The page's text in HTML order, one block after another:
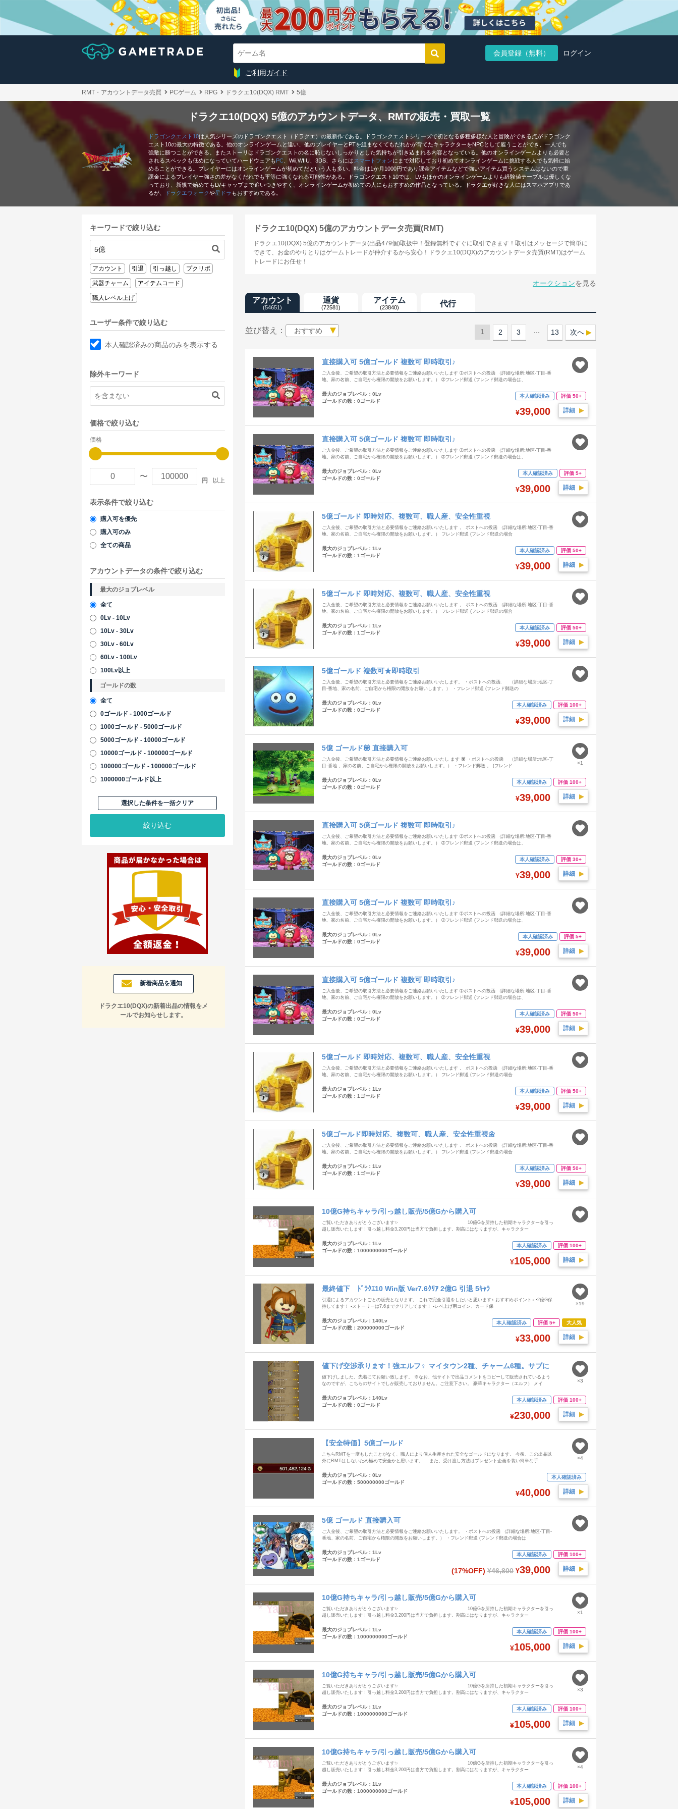
会員登録（無料） ログイン
ご利用ガイド
RMT・アカウントデータ売買 PCゲーム RPG ドラクエ10(DQX) RMT 5億
ドラクエ10(DQX) 5億のアカウントデータ、RMTの販売・買取一覧
ドラゴンクエスト10は人気シリーズのドラゴンクエスト（ドラクエ）の最新作である。ドラゴンクエストシリーズで初となる多種多様な人と冒険ができる点がドラゴンク
エスト10の最大の特徴である。他のオンラインゲームと違い、他のプレイヤーとPTを組まなくてもだれかが育てたキャラクターをNPCとして雇うことができ、一人でも
強敵に勝つことができる。またストーリはドラゴンクエストの名に恥じないしっかりとした気持ちが引き込まれる内容となっている。他のオンラインゲームよりも必要と
されるスペックも低めになっていてハードウェアもPC 、Wii,WIIU、3DS、さらには スマートフォンにまで対応しており初めてオンラインゲームに挑戦する人でも気軽に始
めることができる。プレイヤーにはオンラインゲームが初めてだという人も多い。料金は1か月1000円であり課金アイテムなどで強いアイテム買うシステムはないので重
課金によるプレイヤー強さの差がなくだれでも平等に強くなれる可能性がある。ドラゴンクエスト10では、LVもほかのオンラインゲームよりも経験値テーブルは優しくな
っており、新規で始めてもLVキャップまで追いつきやすく、オンラインゲームが初めての人にもおすすめの作品となっている。ドラクエが好きな人にはスマホアプリであ
るが、
ドラクエウォークや星ドラ もおすすめである。
キーワードで絞り込む
アカウント 引退 引っ越し プクリポ
武器チャーム アイテムコード
職人レベル上げ
ユーザー条件で絞り込む
本人確認済みの商品のみを表示する
除外キーワード
価格で絞り込む
価格
〜 円 以上
表示条件で絞り込む
購入可を優先
購入可のみ
全ての商品
アカウントデータの条件で絞り込む
最大のジョブレベル
全て
0Lv - 10Lv
10Lv - 30Lv
30Lv - 60Lv
60Lv - 100Lv
100Lv以上
ゴールドの数
全て
0ゴールド - 1000ゴールド
1000ゴールド - 5000ゴールド
5000ゴールド - 10000ゴールド
10000ゴールド - 100000ゴールド
100000ゴールド - 100000ゴールド
1000000ゴールド以上
選択した条件を一括クリア
絞り込む
新着商品を通知
ドラクエ10(DQX)の新着出品の情報をメ
ールでお知らせします。
ドラクエ10(DQX) 5億のアカウントデータ売買(RMT)
ドラクエ10(DQX) 5億のアカウントデータ(出品479個)取扱中！登録無料ですぐに取引できます！取引はメッセージで簡単に
できて、お金のやりとりはゲームトレードが仲介するから安心！ドラクエ10(DQX)のアカウントデータ売買(RMT)はゲーム
トレードにお任せ！
オークションを見る
アカウント
(54651)
通貨
(72581)
アイテム
(23840) 代行
並び替え： おすすめ 1 2 3 ... 13 次へ
直接購入可 5億ゴールド 複数可 即時取引♪
ご入金後、ご希望の取引方法と必要情報をご連絡お願いいたします ➀ポストへの投函 （詳細な場所:地区-丁目-番
地、家の名前、ご自宅から権限の開放をお願いします。） ➁フレンド郵送 (フレンド郵送の場合は、
最大のジョブレベル：0Lv
ゴールドの数：0ゴールド
本人確認済み 評価 50+
¥39,000 詳細 ▶︎
直接購入可 5億ゴールド 複数可 即時取引♪
ご入金後、ご希望の取引方法と必要情報をご連絡お願いいたします ➀ポストへの投函 （詳細な場所:地区-丁目-番
地、家の名前、ご自宅から権限の開放をお願いします。） ➁フレンド郵送 (フレンド郵送の場合は、
最大のジョブレベル：0Lv
ゴールドの数：0ゴールド
本人確認済み 評価 5+
¥39,000 詳細 ▶︎
5億ゴールド 即時対応、複数可、職人産、安全性重視
ご入金後、ご希望の取引方法と必要情報をご連絡お願いいたします 。 ポストへの投函 （詳細な場所:地区-丁目-番
地、家の名前、ご自宅から権限の開放をお願いします。） フレンド郵送 (フレンド郵送の場合
最大のジョブレベル：1Lv
ゴールドの数：1ゴールド
本人確認済み 評価 50+
¥39,000 詳細 ▶︎
5億ゴールド 即時対応、複数可、職人産、安全性重視
ご入金後、ご希望の取引方法と必要情報をご連絡お願いいたします 。 ポストへの投函 （詳細な場所:地区-丁目-番
地、家の名前、ご自宅から権限の開放をお願いします。） フレンド郵送 (フレンド郵送の場合
最大のジョブレベル：1Lv
ゴールドの数：1ゴールド
本人確認済み 評価 50+
¥39,000 詳細 ▶︎
5億ゴールド 複数可★即時取引
ご入金後、ご希望の取引方法と必要情報をご連絡お願いいたします。 ・ポストへの投函. （詳細な場所:地区-丁
目-番地、家の名前、ご自宅から権限の開放をお願いします。） ・フレンド郵送 (フレンド郵送の
最大のジョブレベル：0Lv
ゴールドの数：0ゴールド
本人確認済み 評価 100+
¥39,000 詳細 ▶︎
5億 ゴールド💟 直接購入可
ご入金後、ご希望の取引方法と必要情報をご連絡お願いいたし ます 💟 ・ポストへの投函 （詳細な場所:地区-丁
目-番地 、家の名前、ご自宅から権限の開放をお願いします。） ・フレンド郵送.。 (フレンド
最大のジョブレベル：0Lv
ゴールドの数：0ゴールド
本人確認済み 評価 100+
¥39,000 詳細 ▶︎
×1
直接購入可 5億ゴールド 複数可 即時取引♪
ご入金後、ご希望の取引方法と必要情報をご連絡お願いいたします ➀ポストへの投函 （詳細な場所:地区-丁目-番
地、家の名前、ご自宅から権限の開放をお願いします。） ➁フレンド郵送 (フレンド郵送の場合は、
最大のジョブレベル：0Lv
ゴールドの数：0ゴールド
本人確認済み 評価 30+
¥39,000 詳細 ▶︎
直接購入可 5億ゴールド 複数可 即時取引♪
ご入金後、ご希望の取引方法と必要情報をご連絡お願いいたします ➀ポストへの投函 （詳細な場所:地区-丁目-番
地、家の名前、ご自宅から権限の開放をお願いします。） ➁フレンド郵送 (フレンド郵送の場合は、
最大のジョブレベル：0Lv
ゴールドの数：0ゴールド
本人確認済み 評価 5+
¥39,000 詳細 ▶︎
直接購入可 5億ゴールド 複数可 即時取引♪
ご入金後、ご希望の取引方法と必要情報をご連絡お願いいたします ➀ポストへの投函 （詳細な場所:地区-丁目-番
地、家の名前、ご自宅から権限の開放をお願いします。） ➁フレンド郵送 (フレンド郵送の場合は、
最大のジョブレベル：0Lv
ゴールドの数：0ゴールド
本人確認済み 評価 50+
¥39,000 詳細 ▶︎
5億ゴールド 即時対応、複数可、職人産、安全性重視
ご入金後、ご希望の取引方法と必要情報をご連絡お願いいたします 。 ポストへの投函 （詳細な場所:地区-丁目-番
地、家の名前、ご自宅から権限の開放をお願いします。） フレンド郵送 (フレンド郵送の場合
最大のジョブレベル：1Lv
ゴールドの数：1ゴールド
本人確認済み 評価 50+
¥39,000 詳細 ▶︎
5億ゴールド即時対応、複数可、職人産、安全性重視🌼
ご入金後、ご希望の取引方法と必要情報をご連絡お願いいたします 。 ポストへの投函 （詳細な場所:地区-丁目-番
地、家の名前、ご自宅から権限の開放をお願いします。） フレンド郵送 (フレンド郵送の場合
最大のジョブレベル：1Lv
ゴールドの数：1ゴールド
本人確認済み 評価 50+
¥39,000 詳細 ▶︎
10億G持ちキャラ/引っ越し販売/5億Gから購入可
ご覧いただきありがとうございます✨ 10億Gを所持した初期キャラクターを引っ
越し販売いたします！引っ越し料金3,200円は当方で負担します。割高にはなりますが、キャラクター
最大のジョブレベル：1Lv
ゴールドの数：1000000000ゴールド
本人確認済み 評価 100+
¥105,000 詳細 ▶︎
最終値下 ﾄﾞﾗｸｴ10 Win版 Ver7.6ｸﾘｱ 2億G 引退 5ｷｬﾗ
引退によるアカウントごとの販売となります。 これで完全引退をしたいと思います♪ おすすめポイント♪ ▪️2億G保
持してます！ ▪️ストーリーは7.6までクリアしてます！ ▪️レベ上げ用コイン、カード保
最大のジョブレベル：140Lv
ゴールドの数：200000000ゴールド
本人確認済み 評価 5+ 大人気
¥33,000 詳細 ▶︎
×19
値下げ交渉承ります！強エルフ♀ マイタウン2種、チャーム6種。サブに
魚男君
値下げしました。先着にてお願い致します。 ※なお、他サイトで出品コメントをコピーして販売されているよう
なのですが、こちらのサイトでしか販売しておりません。ご注意下さい。 豪華キャラクター（エルフ） メイ
最大のジョブレベル：140Lv
ゴールドの数：0ゴールド
本人確認済み 評価 100+
¥230,000 詳細 ▶︎
×3
【安全特価】5億ゴールド
こちらRMTを一度もしたことがなく、職人により個人生産された安全なゴールドになります。 今後、この出品以
外にRMTはしないため極めて安全かと思います。 また、受け渡し方法はプレゼント企画を装い簡単な手
最大のジョブレベル：0Lv
ゴールドの数：500000000ゴールド
本人確認済み
¥40,000 詳細 ▶︎
×4
5億 ゴールド 直接購入可
ご入金後、ご希望の取引方法と必要情報をご連絡お願いいたします。 ・ポストへの投函 （詳細な場所:地区-丁目-
番地、家の名前、ご自宅から権限の開放をお願いします。） ・フレンド郵送 (フレンド郵送の場合は
最大のジョブレベル：1Lv
ゴールドの数：1ゴールド
本人確認済み 評価 100+
(17%OFF) ¥46,800 ¥39,000 詳細 ▶︎
10億G持ちキャラ/引っ越し販売/5億Gから購入可
ご覧いただきありがとうございます✨ 10億Gを所持した初期キャラクターを引っ
越し販売いたします！引っ越し料金3,200円は当方で負担します。割高にはなりますが、キャラクター
最大のジョブレベル：1Lv
ゴールドの数：1000000000ゴールド
本人確認済み 評価 100+
¥105,000 詳細 ▶︎
×1
10億G持ちキャラ/引っ越し販売/5億Gから購入可
ご覧いただきありがとうございます✨ 10億Gを所持した初期キャラクターを引っ
越し販売いたします！引っ越し料金3,200円は当方で負担します。割高にはなりますが、キャラクター
最大のジョブレベル：1Lv
ゴールドの数：1000000000ゴールド
本人確認済み 評価 100+
¥105,000 詳細 ▶︎
×3
10億G持ちキャラ/引っ越し販売/5億Gから購入可
ご覧いただきありがとうございます✨ 10億Gを所持した初期キャラクターを引っ
越し販売いたします！引っ越し料金3,200円は当方で負担します。割高にはなりますが、キャラクター
最大のジョブレベル：1Lv
ゴールドの数：1000000000ゴールド
本人確認済み 評価 100+
¥105,000 詳細 ▶︎
×4